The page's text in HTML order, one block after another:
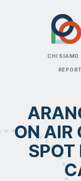
CHI SIAMO
ON AIR
SPOT